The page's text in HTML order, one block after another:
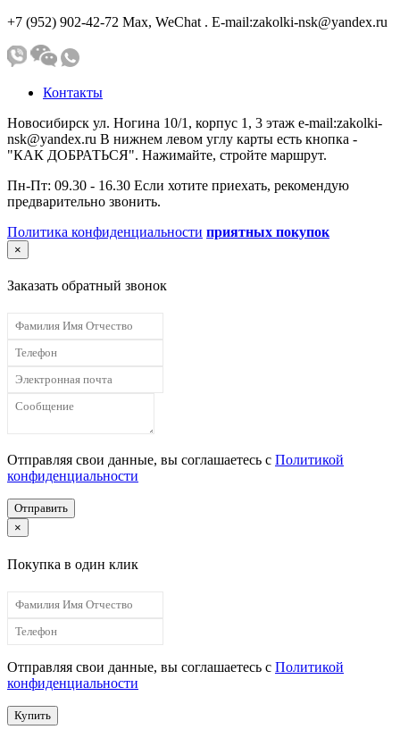
+7 (952) 902-42-72 Мах, WeChat . E-mail:zakolki-nsk@yandex.ru
Контакты
Новосибирск ул. Ногина 10/1, корпус 1, 3 этаж e-mail:zakolki-
nsk@yandex.ru В нижнем левом углу карты есть кнопка -
"КАК ДОБРАТЬСЯ". Нажимайте, стройте маршрут.
Пн-Пт: 09.30 - 16.30 Если хотите приехать, рекомендую
предварительно звонить.
Политика конфиденциальности приятных покупок
×
Заказать обратный звонок
Отправляя свои данные, вы соглашаетесь с Политикой
конфиденциальности
Отправить
×
Покупка в один клик
Отправляя свои данные, вы соглашаетесь с Политикой
конфиденциальности
Купить